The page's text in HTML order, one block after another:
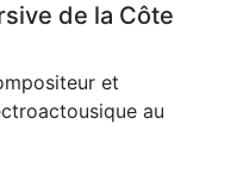
de la Côte
et
au